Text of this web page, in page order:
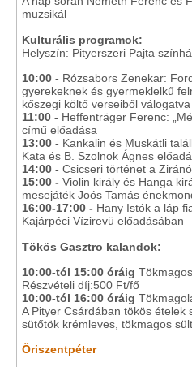
muzsikál
Kulturális programok:
Helyszín: Pityerszeri Pajta
10:00 - Rózsabors Zenekar:
gyerekeknek és gyermeklelkű
kőszegi költő verseiből válogatva
11:00 - Heffenträger Ferenc:
című előadása
13:00 - Kankalin és Muskátli
Kata és B. Szolnok Ágnes
14:00 - Csicseri történet a
15:00 - Violin király és Hanga
mesejáték Joós Tamás
16:00-17:00 - Hany Istók a láp
Kajárpéci Vízirevü előadásában
Tökös Gasztro kalandok:
10:00-tól 15:00 óráig
Részvételi díj:500 Ft/fő
10:00-tól 16:00 óráig
A Pityer Csárdában tökös ételek
sütőtök krémleves, tökmagos
Őriszentpéter